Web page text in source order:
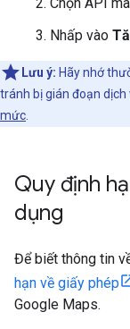
Nhấp vào
Lưu ý: Hãy nhớ
tránh bị gián đoạn dịch
mức
Quy định
dụng
Để biết thông tin
hạn về giấy phép
Google Maps.